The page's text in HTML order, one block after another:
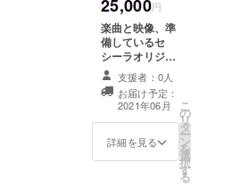
け時期は変わり
ます。
25,000円
楽曲と映像、準
備しているセ
シーラオリジナ
ルの3つのメロ
ディーの中から1
曲お選びくださ
い。そのメロ
ディーにオリジ
ナル歌詞を合わ
支援者：0人
お届け予定：
2021年06月
詳細を見る
こ
の
リ
タ
ー
ン
を
選
択
す
る